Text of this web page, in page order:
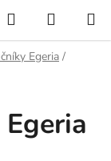
Hledat
KOŠÍK
Egeria /